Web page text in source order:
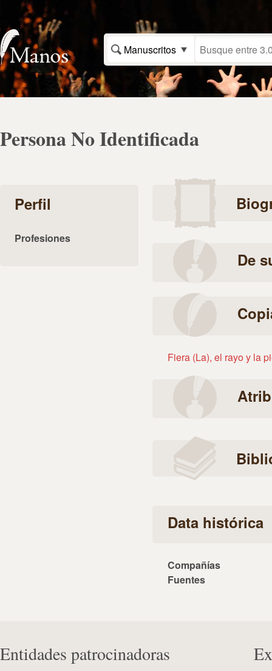
Manuscritos
Persona No Identificada
Perfil
Profesiones
De
Fiera (La), el rayo y la
Data histórica
Compañías
Fuentes
Entidades patrocinadoras